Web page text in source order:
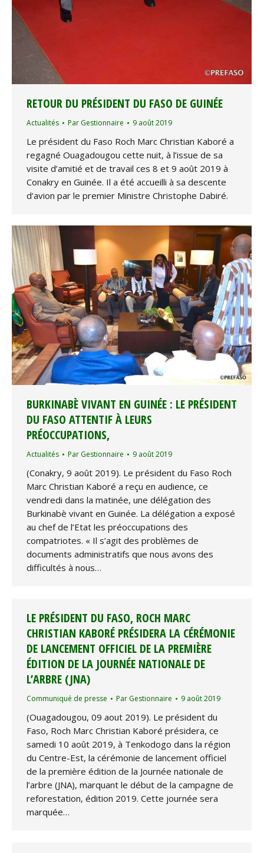
RETOUR DU PRÉSIDENT DU FASO DE GUINÉE
Actualités Par Gestionnaire 9 août 2019
Le président du Faso Roch Marc Christian Kaboré a
regagné Ouagadougou cette nuit, à l’issue de sa
visite d’amitié et de travail ces 8 et 9 août 2019 à
Conakry en Guinée. Il a été accueilli à sa descente
d’avion par le premier Ministre Christophe Dabiré.
BURKINABÈ VIVANT EN GUINÉE : LE PRÉSIDENT
DU FASO ATTENTIF À LEURS
PRÉOCCUPATIONS,
Actualités Par Gestionnaire 9 août 2019
(Conakry, 9 août 2019). Le président du Faso Roch
Marc Christian Kaboré a reçu en audience, ce
vendredi dans la matinée, une délégation des
Burkinabè vivant en Guinée. La délégation a exposé
au chef de l’Etat les préoccupations des
compatriotes. « Il s’agit des problèmes de
documents administratifs que nous avons des
difficultés à nous…
LE PRÉSIDENT DU FASO, ROCH MARC
CHRISTIAN KABORÉ PRÉSIDERA LA CÉRÉMONIE
DE LANCEMENT OFFICIEL DE LA PREMIÈRE
ÉDITION DE LA JOURNÉE NATIONALE DE
L’ARBRE (JNA)
Communiqué de presse Par Gestionnaire 9 août 2019
(Ouagadougou, 09 aout 2019). Le président du
Faso, Roch Marc Christian Kaboré présidera, ce
samedi 10 août 2019, à Tenkodogo dans la région
du Centre-Est, la cérémonie de lancement officiel
de la première édition de la Journée nationale de
l’arbre (JNA), marquant le début de la campagne de
reforestation, édition 2019. Cette journée sera
marquée…